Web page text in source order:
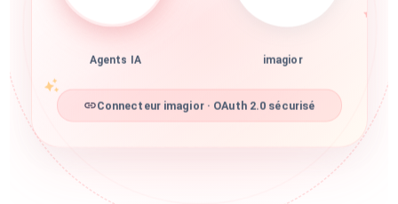
Agents IA imagior
Connecteur imagior · OAuth 2.0 sécurisé